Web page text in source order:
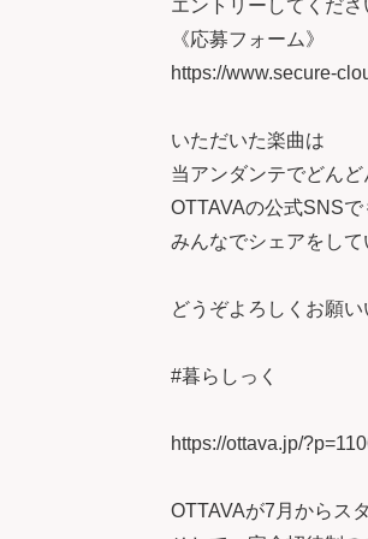
エントリーしてくださ
《応募フォーム》
https://www.secure-
いただいた楽曲は
当アンダンテでどん
OTTAVAの公式SNSで
みんなでシェアをして
どうぞよろしくお願い
#暮らしっく
https://ottava.jp/
OTTAVAが7月からス